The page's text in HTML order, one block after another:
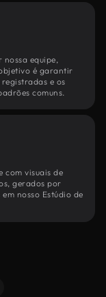
nossa equipe,
é garantir
e os
comuns.
com visuais de
gerados por
nosso Estúdio de